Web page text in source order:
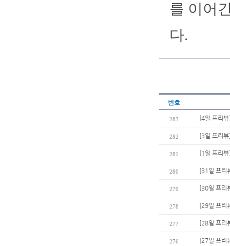
를 이어
다.
번호
283 [4일 프리
282 [3일 프리
281 [1일 프리
280 [31일 프리
279 [30일 프리
278 [29일 프리
277 [28일 프리
276 [27일 프리